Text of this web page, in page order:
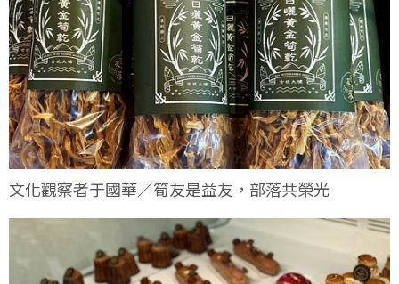
文化觀察者于國華／筍友是益友，部落共榮光